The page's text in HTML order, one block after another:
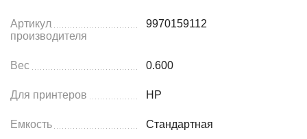
Артикул
производителя
9970159112
Вес 0.600
Для принтеров HP
Емкость Стандартная